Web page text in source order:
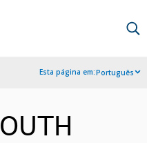
Esta página em:Português